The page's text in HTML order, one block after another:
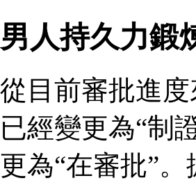
男人持久力鍛
從目前審批進
已經變更為“制
更為“在審批”